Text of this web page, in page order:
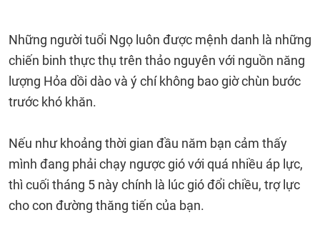
Những người tuổi Ngọ luôn được mệnh danh là những
chiến binh thực thụ trên thảo nguyên với nguồn năng
lượng Hỏa dồi dào và ý chí không bao giờ chùn bước
trước khó khăn.
Nếu như khoảng thời gian đầu năm bạn cảm thấy
mình đang phải chạy ngược gió với quá nhiều áp lực,
thì cuối tháng 5 này chính là lúc gió đổi chiều, trợ lực
cho con đường thăng tiến của bạn.